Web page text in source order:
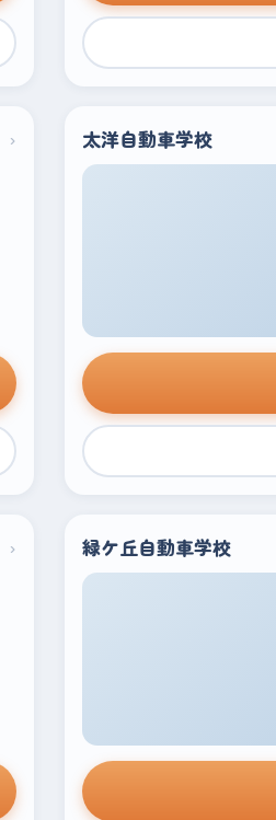
› 太洋自動車学校
› 緑ケ丘自動車学校